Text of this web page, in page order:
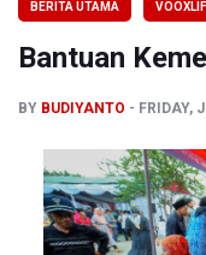
Tak Mampu
DPR Pastikan
BERITA UTAMA
Bantuan
BY BUDIYANTO FRIDAY,